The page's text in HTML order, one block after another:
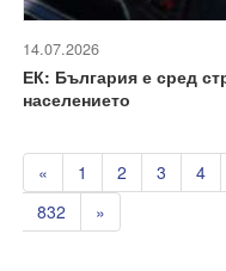
14.07.2026
ЕК: България е сред
населението
« 1 2 3 4
832
»